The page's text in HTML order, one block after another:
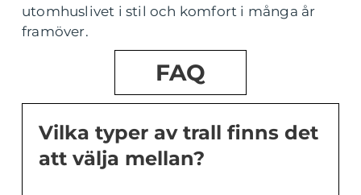
utomhuslivet i stil och komfort i många år
framöver.
FAQ
Vilka typer av trall finns det
att välja mellan?